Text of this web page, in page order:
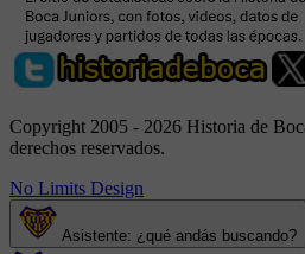
Copyright 2005 - 2026 Historia de
derechos reservados.
No Limits Design
Asistente: ¿qué andás buscando?